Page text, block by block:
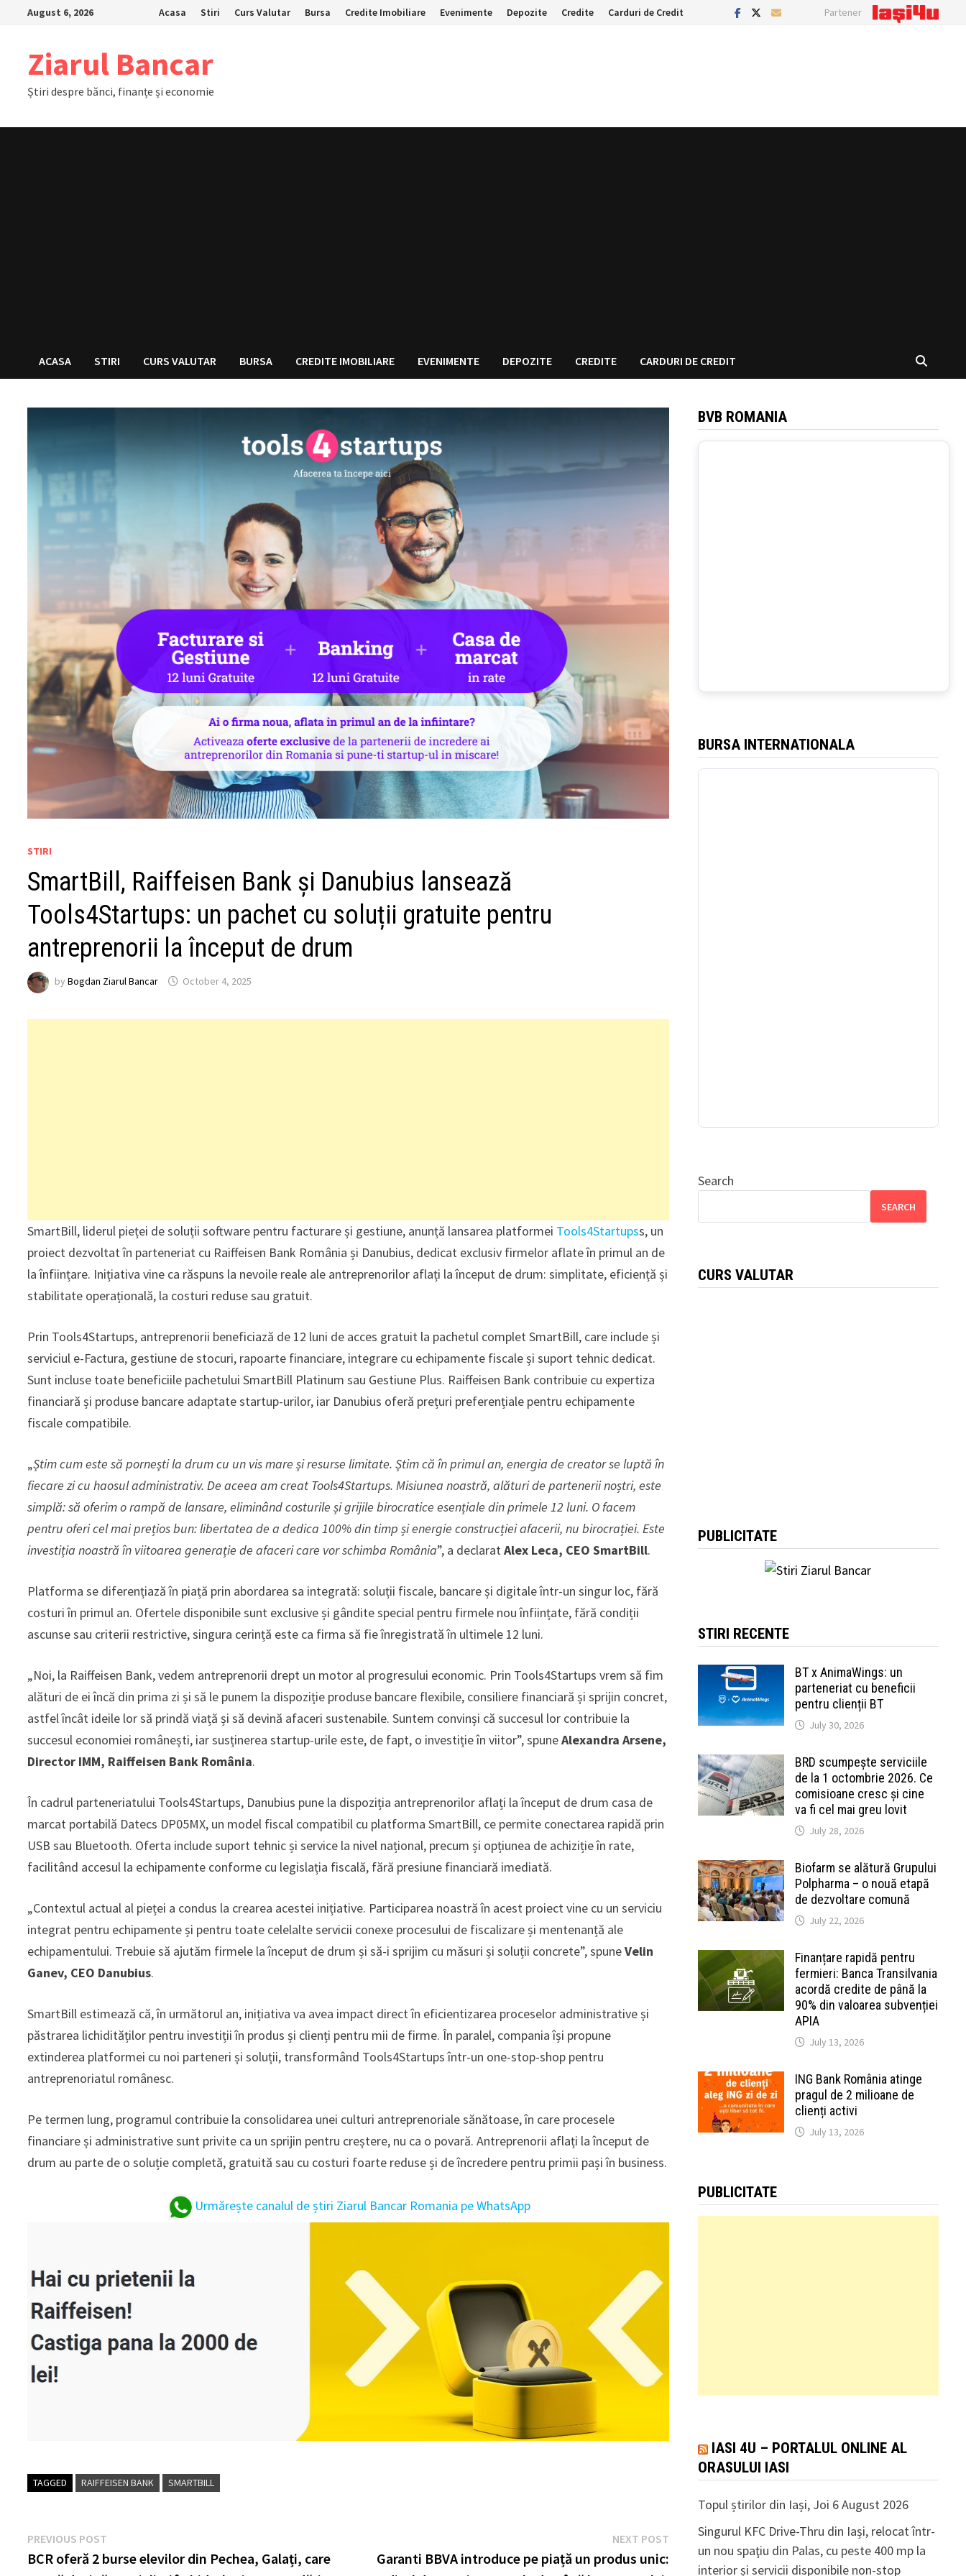
August 6, 2026 Acasa Stiri Curs Valutar Bursa Credite Imobiliare Evenimente Depozite Credite Carduri de Credit Partener
Ziarul Bancar
Știri despre bănci, finanțe și economie
ACASA STIRI CURS VALUTAR BURSA CREDITE IMOBILIARE EVENIMENTE DEPOZITE CREDITE CARDURI DE CREDIT
STIRI
SmartBill, Raiffeisen Bank și Danubius lansează
Tools4Startups: un pachet cu soluții gratuite pentru
antreprenorii la început de drum
byBogdan Ziarul Bancar October 4, 2025
SmartBill, liderul pieței de soluții software pentru facturare și gestiune, anunță lansarea platformei Tools4Startupss, un
proiect dezvoltat în parteneriat cu Raiffeisen Bank România și Danubius, dedicat exclusiv firmelor aflate în primul an de
la înființare. Inițiativa vine ca răspuns la nevoile reale ale antreprenorilor aflați la început de drum: simplitate, eficiență și
stabilitate operațională, la costuri reduse sau gratuit.
Prin Tools4Startups, antreprenorii beneficiază de 12 luni de acces gratuit la pachetul complet SmartBill, care include și
serviciul e-Factura, gestiune de stocuri, rapoarte financiare, integrare cu echipamente fiscale și suport tehnic dedicat.
Sunt incluse toate beneficiile pachetului SmartBill Platinum sau Gestiune Plus. Raiffeisen Bank contribuie cu expertiza
financiară și produse bancare adaptate startup-urilor, iar Danubius oferă prețuri preferențiale pentru echipamente
fiscale compatibile.
„Știm cum este să pornești la drum cu un vis mare și resurse limitate. Știm că în primul an, energia de creator se luptă în
fiecare zi cu haosul administrativ. De aceea am creat Tools4Startups. Misiunea noastră, alături de partenerii noștri, este
simplă: să oferim o rampă de lansare, eliminând costurile și grijile birocratice esențiale din primele 12 luni. O facem
pentru oferi cel mai prețios bun: libertatea de a dedica 100% din timp și energie construcției afacerii, nu birocrației. Este
investiția noastră în viitoarea generație de afaceri care vor schimba România”, a declaratAlex Leca, CEO SmartBill.
Platforma se diferențiază în piață prin abordarea sa integrată: soluții fiscale, bancare și digitale într-un singur loc, fără
costuri în primul an. Ofertele disponibile sunt exclusive și gândite special pentru firmele nou înființate, fără condiții
ascunse sau criterii restrictive, singura cerință este ca firma să fie înregistrată în ultimele 12 luni.
„Noi, la Raiffeisen Bank, vedem antreprenorii drept un motor al progresului economic. Prin Tools4Startups vrem să fim
alături de ei încă din prima zi și să le punem la dispoziție produse bancare flexibile, consiliere financiară și sprijin concret,
astfel încât ideile lor să prindă viață și să devină afaceri sustenabile. Suntem convinși că succesul lor contribuie la
succesul economiei românești, iar susținerea startup-urile este, de fapt, o investiție în viitor”, spuneAlexandra Arsene,
Director IMM, Raiffeisen Bank România.
În cadrul parteneriatului Tools4Startups, Danubius pune la dispoziția antreprenorilor aflați la început de drum casa de
marcat portabilă Datecs DP05MX, un model fiscal compatibil cu platforma SmartBill, ce permite conectarea rapidă prin
USB sau Bluetooth. Oferta include suport tehnic și service la nivel național, precum și opțiunea de achiziție în rate,
facilitând accesul la echipamente conforme cu legislația fiscală, fără presiune financiară imediată.
„Contextul actual al pieței a condus la crearea acestei inițiative. Participarea noastră în acest proiect vine cu un serviciu
integrat pentru echipamente și pentru toate celelalte servicii conexe procesului de fiscalizare și mentenanță ale
echipamentului. Trebuie să ajutăm firmele la început de drum și să-i sprijim cu măsuri și soluții concrete”, spuneVelin
Ganev, CEO Danubius.
SmartBill estimează că, în următorul an, inițiativa va avea impact direct în eficientizarea proceselor administrative și
păstrarea lichidităților pentru investiții în produs și clienți pentru mii de firme. În paralel, compania își propune
extinderea platformei cu noi parteneri și soluții, transformând Tools4Startups într-un one-stop-shop pentru
antreprenoriatul românesc.
Pe termen lung, programul contribuie la consolidarea unei culturi antreprenoriale sănătoase, în care procesele
financiare și administrative sunt privite ca un sprijin pentru creștere, nu ca o povară. Antreprenorii aflați la început de
drum au parte de o soluție completă, gratuită sau cu costuri foarte reduse și de încredere pentru primii pași în business.
Urmărește canalul de știri Ziarul Bancar Romania pe WhatsApp
TAGGED RAIFFEISEN BANK SMARTBILL
Post
navigation
PREVIOUS POST
post:
BCR oferă 2 burse elevilor din Pechea, Galați, care
NEXT POSTNext
post:
Garanti BBVA introduce pe piață un produs unic:
BVB ROMANIA
BURSA INTERNATIONALA
Search
SEARCH
CURS VALUTAR
PUBLICITATE
STIRI RECENTE
BT x AnimaWings: un
parteneriat cu beneficii
pentru clienții BT
July 30, 2026
BRD scumpește serviciile
de la 1 octombrie 2026. Ce
comisioane cresc și cine
va fi cel mai greu lovit
July 28, 2026
Biofarm se alătură Grupului
Polpharma – o nouă etapă
de dezvoltare comună
July 22, 2026
Finanțare rapidă pentru
fermieri: Banca Transilvania
acordă credite de până la
90% din valoarea subvenției
APIA
July 13, 2026
ING Bank România atinge
pragul de 2 milioane de
clienți activi
July 13, 2026
PUBLICITATE
IASI 4U – PORTALUL ONLINE AL
ORASULUI IASI
Topul știrilor din Iași, Joi 6 August 2026
Singurul KFC Drive-Thru din Iași, relocat într-
un nou spaţiu din Palas, cu peste 400 mp la
interior și servicii disponibile non-stop